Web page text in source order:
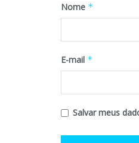
Nome *
E-mail *
Salvar meus